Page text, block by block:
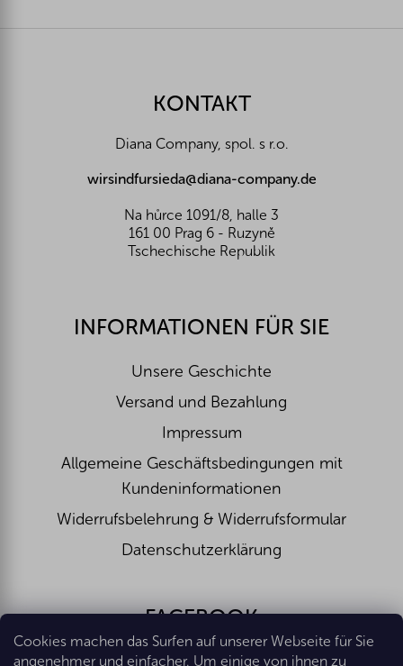
Cookies machen das Surfen auf unserer Webseite für Sie
angenehmer und einfacher. Um einige von ihnen zu
KONTAKT
Diana Company, spol. s r.o.
wirsindfursieda@diana-company.de
Na hůrce 1091/8, halle 3
161 00 Prag 6 - Ruzyně
Tschechische Republik
INFORMATIONEN FÜR SIE
Unsere Geschichte
Versand und Bezahlung
Impressum
Allgemeine Geschäftsbedingungen mit
Kundeninformationen
Widerrufsbelehrung & Widerrufsformular
Datenschutzerklärung
FACEBOOK